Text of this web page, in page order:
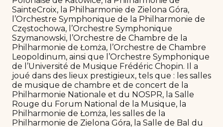
SainteCroix, la Philharmonie de Zielona Góra,
l’Orchestre Symphonique de la Philharmonie de
Częstochowa, l’Orchestre Symphonique
Szymanowski, l’Orchestre de Chambre de la
Philharmonie de Łomża, l’Orchestre de Chambre
Leopoldinum, ainsi que l’Orchestre Symphonique
de l’Université de Musique Frédéric Chopin. Il a
joué dans des lieux prestigieux, tels que : les salles
de musique de chambre et de concert de la
Philharmonie Nationale et du NOSPR, la Salle
Rouge du Forum National de la Musique, la
Philharmonie de Łomża, les salles de la
Philharmonie de Zielona Góra, la Salle de Bal du